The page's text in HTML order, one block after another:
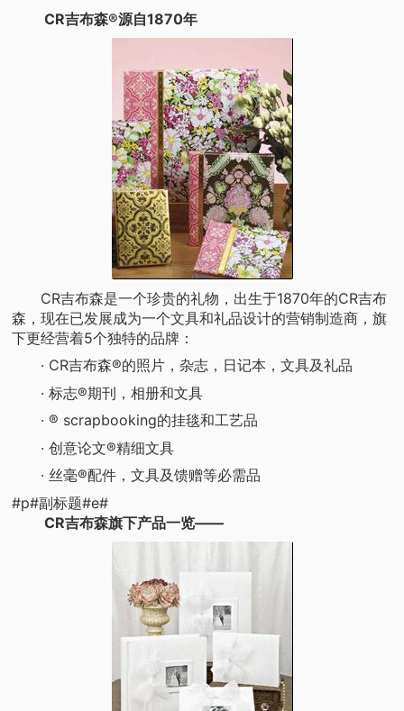
CR吉布森®源自1870年
CR吉布森是一个珍贵的礼物，出生于1870年的CR吉布
森，现在已发展成为一个文具和礼品设计的营销制造商，旗
下更经营着5个独特的品牌：
· CR吉布森®的照片，杂志，日记本，文具及礼品
· 标志®期刊，相册和文具
· ® scrapbooking的挂毯和工艺品
· 创意论文®精细文具
· 丝毫®配件，文具及馈赠等必需品
#p#副标题#e#
CR吉布森旗下产品一览——